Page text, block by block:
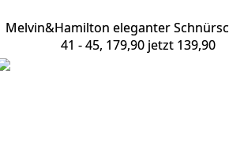
Melvin&Hamilton eleganter
41 - 45, 179,90 jetzt 139,90